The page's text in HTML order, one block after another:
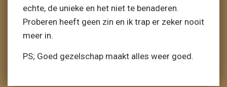
echte, de unieke en het niet te benaderen.
Proberen heeft geen zin en ik trap er zeker nooit
meer in.
PS; Goed gezelschap maakt alles weer goed.